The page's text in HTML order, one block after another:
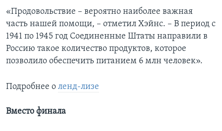
«Продовольствие – вероятно наиболее важная
часть нашей помощи, – отметил Хэйнс. – В период с
1941 по 1945 год Соединенные Штаты направили в
Россию такое количество продуктов, которое
позволило обеспечить питанием 6 млн человек».
Подробнее о ленд-лизе
Вместо финала